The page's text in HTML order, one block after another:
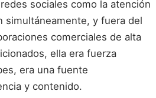
sociales como la atención
simultáneamente, y fuera del
comerciales de alta
ella era fuerza
era una fuente
y contenido.